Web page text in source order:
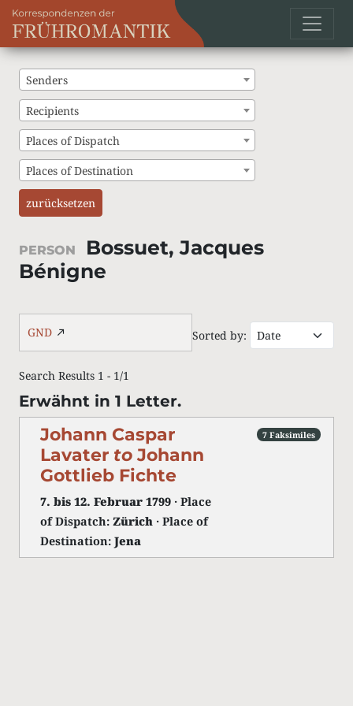
Senders
Recipients
Places of Dispatch
Places of Destination
zurücksetzen
PERSON
Bossuet, Jacques
Bénigne
GND Sorted by:
Search Results 1 - 1/1
Erwähnt in 1 Letter.
Johann Caspar
Lavater to Johann
Gottlieb Fichte
7. bis 12. Februar 1799 · Place
of Dispatch: Zürich · Place of
Destination: Jena
7 Faksimiles